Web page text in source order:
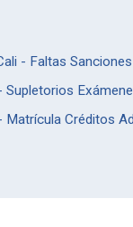
- Faltas
Créditos